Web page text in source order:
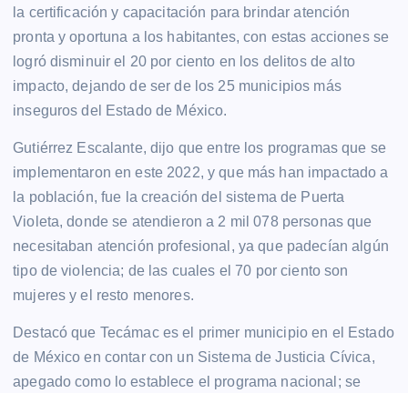
la certificación y capacitación para brindar atención
pronta y oportuna a los habitantes, con estas acciones se
logró disminuir el 20 por ciento en los delitos de alto
impacto, dejando de ser de los 25 municipios más
inseguros del Estado de México.
Gutiérrez Escalante, dijo que entre los programas que se
implementaron en este 2022, y que más han impactado a
la población, fue la creación del sistema de Puerta
Violeta, donde se atendieron a 2 mil 078 personas que
necesitaban atención profesional, ya que padecían algún
tipo de violencia; de las cuales el 70 por ciento son
mujeres y el resto menores.
Destacó que Tecámac es el primer municipio en el Estado
de México en contar con un Sistema de Justicia Cívica,
apegado como lo establece el programa nacional; se